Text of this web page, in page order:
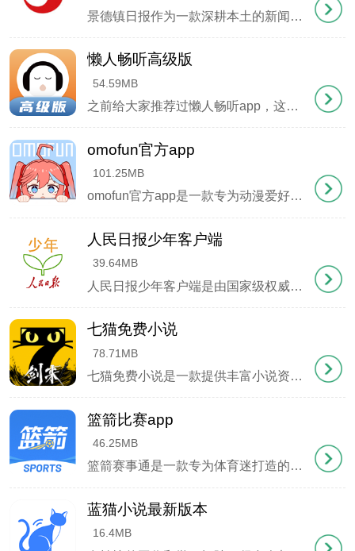
景德镇日报作为一款深耕本土的新闻资讯应用，巧妙融合移动互联网技术，打造全天候、多维度的信息服务平台。用户既能纵览国内时政要闻，又可深度掌握景德镇人大、政协、政法系统及两院发布的权威动态，真正实现 "一屏知瓷都 "。
懒人畅听高级版
54.59MB
之前给大家推荐过懒人畅听app，这次要介绍的是它的升级版本——懒人畅听高级版。作为原版的进阶款，这个版本在功能和体验上都有了显著提升。最吸引人的是它极简的界面设
omofun官方app
101.25MB
omofun官方app是一款专为动漫爱好者打造的宝藏软件，汇集了海量国内外优质动漫资源，无论是热门的国漫、日漫，还是各类番剧，都能在这里轻松找到。软件涵盖了
人民日报少年客户端
39.64MB
人民日报少年客户端是由国家级权威媒体专为青少年打造的综合性学习平台，该应用创新性地采用学龄分段设计，覆盖从幼儿园到高中全年龄段，通过 "新闻+教育 "的融合模
七猫免费小说
78.71MB
七猫免费小说是一款提供丰富小说资源的阅读软件，吸引了大量小说狂热粉。拥有广泛的小说库，包括都市、玄幻、言情等热门分类，满足各种不同用户的阅读需求。
篮箭比赛app
46.25MB
篮箭赛事通是一款专为体育迷打造的免费直播平台，运用前沿的虚拟成像技术，为观众带来身临其境的观赛体验。这里不仅实时同步全球2000余场热门足球篮球赛事，还能
蓝猫小说最新版本
16.4MB